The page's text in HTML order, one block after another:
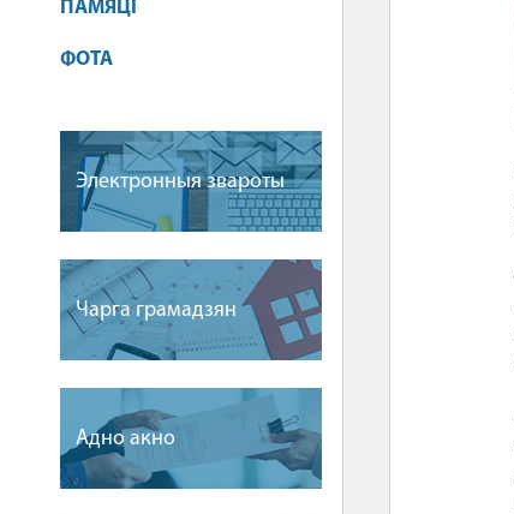
ПАМЯЦІ
ФОТА
Электронныя звароты
Чарга грамадзян
Адно акно